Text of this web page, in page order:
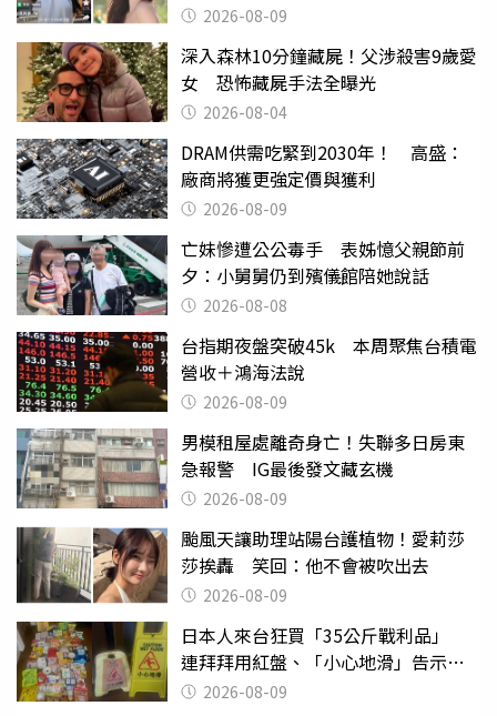
2026-08-09
深入森林10分鐘藏屍！父涉殺害9歲愛
女 恐怖藏屍手法全曝光
2026-08-04
DRAM供需吃緊到2030年！ 高盛：
廠商將獲更強定價與獲利
2026-08-09
亡妹慘遭公公毒手 表姊憶父親節前
夕：小舅舅仍到殯儀館陪她說話
2026-08-08
台指期夜盤突破45k 本周聚焦台積電
營收＋鴻海法說
2026-08-09
男模租屋處離奇身亡！失聯多日房東
急報警 IG最後發文藏玄機
2026-08-09
颱風天讓助理站陽台護植物！愛莉莎
莎挨轟 笑回：他不會被吹出去
2026-08-09
日本人來台狂買「35公斤戰利品」
連拜拜用紅盤、「小心地滑」告示牌
也帶回家
2026-08-09